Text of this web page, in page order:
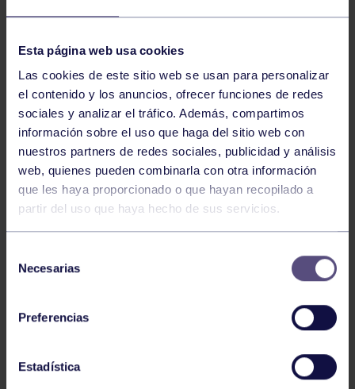
Esta página web usa cookies
Las cookies de este sitio web se usan para personalizar
el contenido y los anuncios, ofrecer funciones de redes
sociales y analizar el tráfico. Además, compartimos
información sobre el uso que haga del sitio web con
nuestros partners de redes sociales, publicidad y análisis
web, quienes pueden combinarla con otra información
que les haya proporcionado o que hayan recopilado a
partir del uso que haya hecho de sus servicios.
Necesarias
Preferencias
Estadística